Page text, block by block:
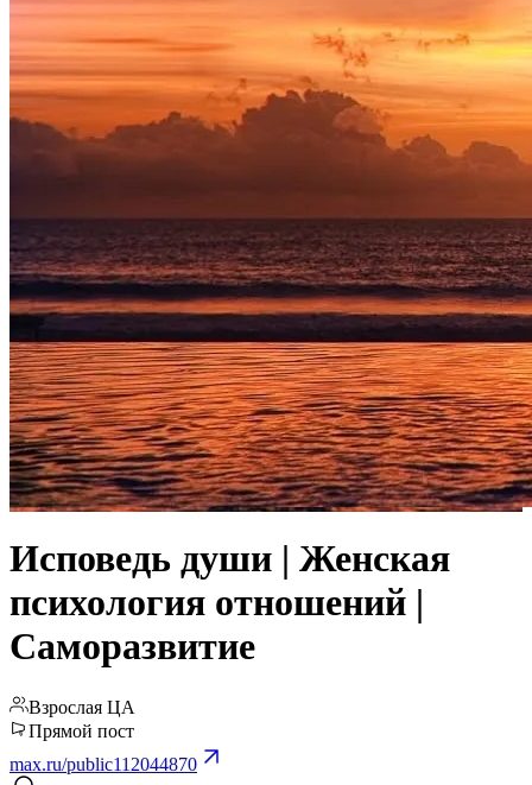
Исповедь души | Женская
психология отношений |
Саморазвитие
Взрослая ЦА
Прямой пост
max.ru/public112044870